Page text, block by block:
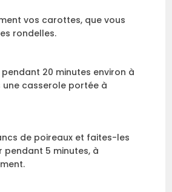
vos carottes, que vous
rondelles.
20 minutes environ à
une casserole portée à
de poireaux et faites-les
pendant 5 minutes, à